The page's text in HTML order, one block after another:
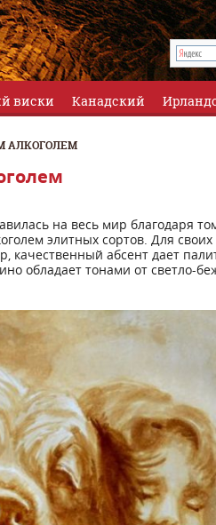
виски Канадский
АЛКОГОЛЕМ
на весь мир благодаря
элитных сортов. Для своих
качественный абсент дает
обладает тонами от светло-